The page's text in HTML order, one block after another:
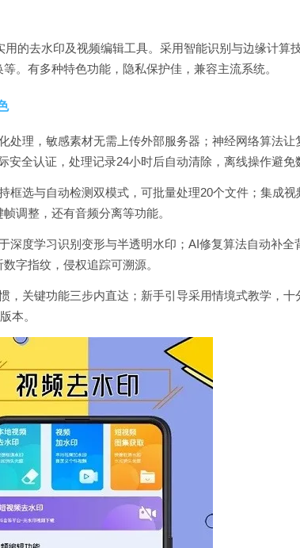
的去水印及视频编辑工具。采用智能识别与边缘计算
。有多种特色功能，隐私保护佳，兼容主流系统。
处理，敏感素材无需上传外部服务器；神经网络算法让
全认证，处理记录24小时后自动清除，离线操作避免
框选与自动检测双模式，可批量处理20个文件；集成视
调整，还有音频分离等功能。
深度学习识别变形与半透明水印；AI修复算法自动补全
字指纹，侵权追踪可溯源。
，关键功能三步内直达；新手引导采用情境式教学，十
本。